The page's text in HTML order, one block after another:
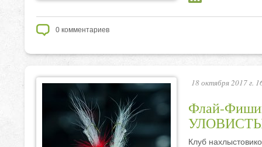
0 комментариев
18 октября 2017 г.
Флай-
Клуб